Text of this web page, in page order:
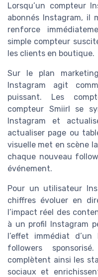
Lorsqu’un compteur
abonnés Instagram, il
renforce
simple compteur
les clients en boutique.
Sur le plan
Instagram agit
puissant. Les
compteur Smiirl se
Instagram et
actualiser page ou
visuelle met en scène
chaque nouveau
événement.
Pour un utilisateur
chiffres évoluer en
l’impact réel des
à un profil Instagram
l’effet immédiat
followers
complètent ainsi les
sociaux et